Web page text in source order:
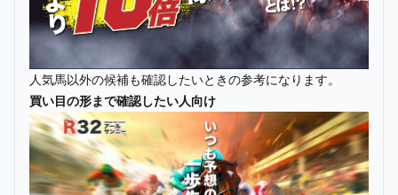
人気馬以外の候補も確認したいときの参考になります。
買い目の形まで確認したい人向け